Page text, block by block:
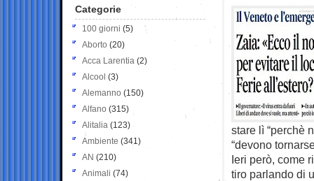
stare lì “perchè
“devono
Ieri però, come
tiro parlando di
Categorie
100 giorni (5)
Aborto (20)
Acca Larentia (2)
Alcool (3)
Alemanno (150)
Alfano (315)
Alitalia (123)
Ambiente (341)
AN (210)
Animali (74)